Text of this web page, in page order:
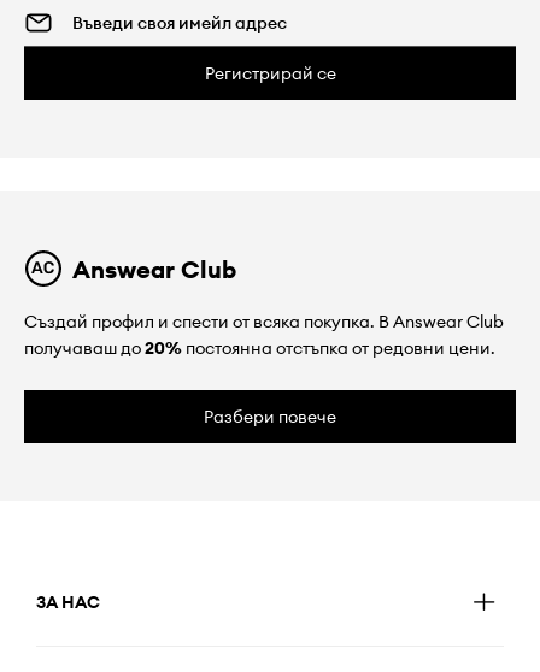
Регистрирай се
Answear Club
Създай профил и спести от всяка покупка. В Answear Club
получаваш до20% постоянна отстъпка от редовни цени.
Разбери повече
ЗА НАС